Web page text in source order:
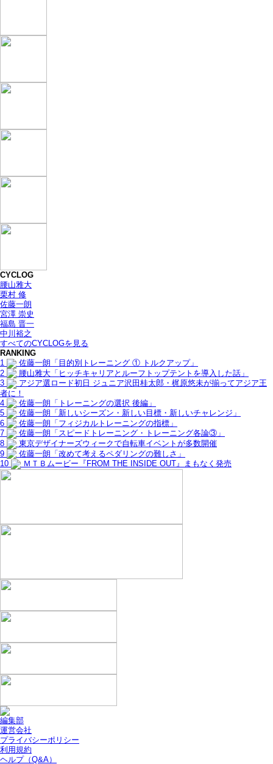
CYCLOG
腰山雅大
栗村 修
佐藤一朗
宮澤 崇史
福島 晋一
中川裕之
すべてのCYCLOGを見る
RANKING
1
佐藤一朗「目的別トレーニング ① トルクアップ」
2
腰山雅大「ヒッチキャリアとルーフトップテントを導入した話」
3
アジア選ロード初日 ジュニア沢田桂太郎・梶原悠未が揃ってアジア王
者に！
4
佐藤一朗「トレーニングの選択 後編」
5
佐藤一朗「新しいシーズン・新しい目標・新しいチャレンジ」
6
佐藤一朗「フィジカルトレーニングの指標」
7
佐藤一朗「スピードトレーニング・トレーニング各論③」
8
東京デザイナーズウィークで自転車イベントが多数開催
9
佐藤一朗「改めて考えるペダリングの難しさ」
10
ＭＴＢムービー『FROM THE INSIDE OUT』まもなく発売
編集部
運営会社
プライバシーポリシー
利用規約
ヘルプ（Q&A）